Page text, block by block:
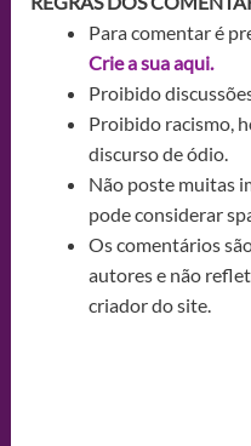
Para comentar é
Crie a sua aqui.
Proibido
Proibido racismo,
discurso de ódio.
Não poste muitas
pode considerar
Os comentários
autores e não
criador do site.